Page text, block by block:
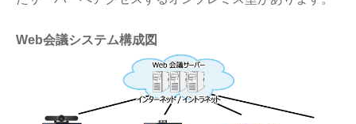
Web会議システム構成図